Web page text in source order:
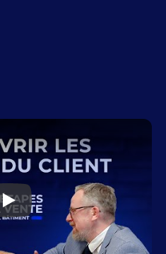
Plan de découverte du client :